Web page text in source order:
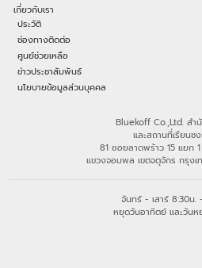
เกี่ยวกับเรา
ประวัติ
ช่องทางติดต่อ
ศูนย์ช่วยเหลือ
ข่าวประชาสัมพันธ์
นโยบายข้อมูลส่วนบุคคล
Bluekoff Co.,Ltd. สำ
และสถานที่เรียนช
81 ซอยลาดพร้าว 15 แยก
แขวงจอมพล เขตจตุจักร กรุง
จันทร์ - เสาร์ 8:30น.
หยุดวันอาทิตย์ และวัน